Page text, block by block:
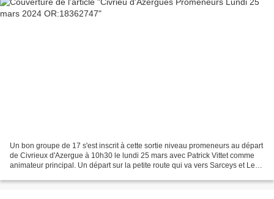
Un bon groupe de 17 s'est inscrit à cette sortie niveau promeneurs au départ
de Civrieux d'Azergue à 10h30 le lundi 25 mars avec Patrick Vittet comme
animateur principal. Un départ sur la petite route qui va vers Sarceys et Les